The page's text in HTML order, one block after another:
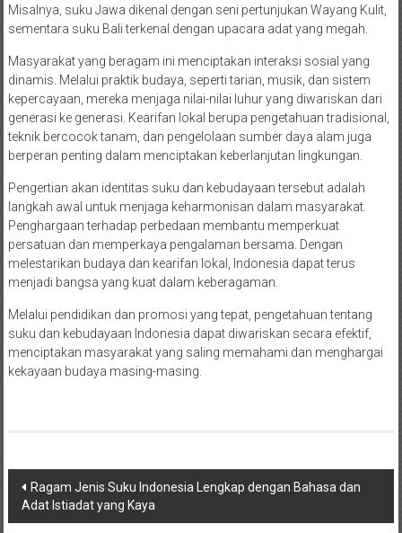
Misalnya, suku Jawa dikenal dengan seni pertunjukan Wayang Kulit,
sementara suku Bali terkenal dengan upacara adat yang megah.
Masyarakat yang beragam ini menciptakan interaksi sosial yang
dinamis. Melalui praktik budaya, seperti tarian, musik, dan sistem
kepercayaan, mereka menjaga nilai-nilai luhur yang diwariskan dari
generasi ke generasi. Kearifan lokal berupa pengetahuan tradisional,
teknik bercocok tanam, dan pengelolaan sumber daya alam juga
berperan penting dalam menciptakan keberlanjutan lingkungan.
Pengertian akan identitas suku dan kebudayaan tersebut adalah
langkah awal untuk menjaga keharmonisan dalam masyarakat.
Penghargaan terhadap perbedaan membantu memperkuat
persatuan dan memperkaya pengalaman bersama. Dengan
melestarikan budaya dan kearifan lokal, Indonesia dapat terus
menjadi bangsa yang kuat dalam keberagaman.
Melalui pendidikan dan promosi yang tepat, pengetahuan tentang
suku dan kebudayaan Indonesia dapat diwariskan secara efektif,
menciptakan masyarakat yang saling memahami dan menghargai
kekayaan budaya masing-masing.
Post
navigation
Ragam Jenis Suku Indonesia Lengkap dengan Bahasa dan
Adat Istiadat yang Kaya